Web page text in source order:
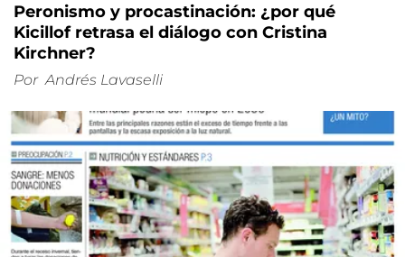
Peronismo y procastinación: ¿por qué
Kicillof retrasa el diálogo con Cristina
Kirchner?
Por Andrés Lavaselli